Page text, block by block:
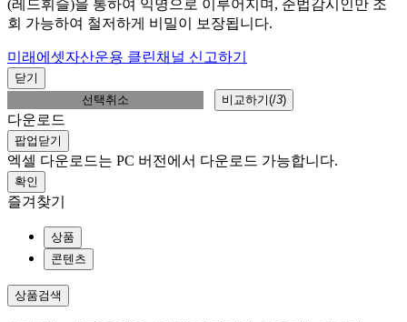
(레드휘슬)을 통하여 익명으로 이루어지며, 준법감시인만 조
회 가능하여 철저하게 비밀이 보장됩니다.
미래에셋자산운용 클린채널 신고하기
닫기
선택취소
비교하기(/3)
다운로드
팝업닫기
엑셀 다운로드는 PC 버전에서 다운로드 가능합니다.
확인
즐겨찾기
상품
콘텐츠
상품검색